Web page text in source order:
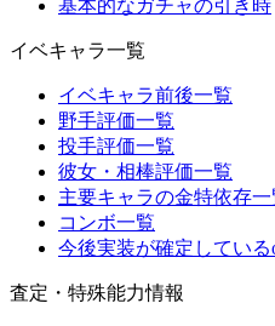
基本的なガチャの引き時
イベキャラ一覧
イベキャラ前後一覧
野手評価一覧
投手評価一覧
彼女・相棒評価一覧
主要キャラの金特依存一
コンボ一覧
今後実装が確定してい
査定・特殊能力情報